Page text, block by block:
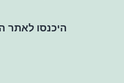
היכנסו לאתר